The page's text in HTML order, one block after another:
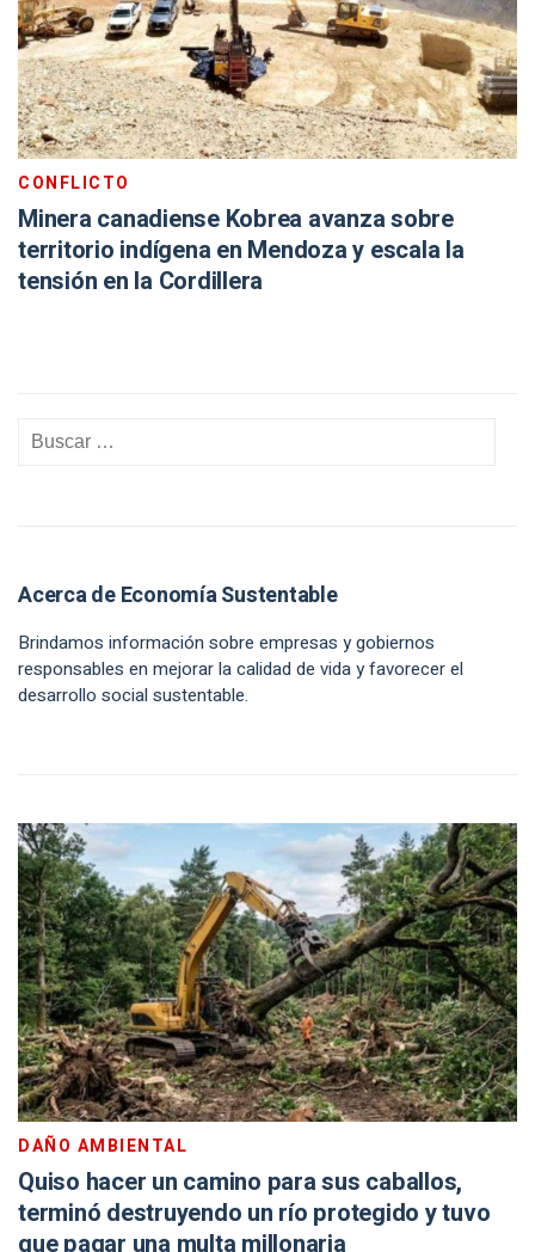
CONFLICTO
Minera canadiense Kobrea avanza sobre
territorio indígena en Mendoza y escala la
tensión en la Cordillera
Acerca de Economía Sustentable
Brindamos información sobre empresas y gobiernos
responsables en mejorar la calidad de vida y favorecer el
desarrollo social sustentable.
DAÑO AMBIENTAL
Quiso hacer un camino para sus caballos,
terminó destruyendo un río protegido y tuvo
que pagar una multa millonaria